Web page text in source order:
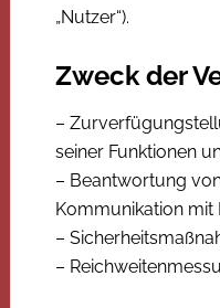
„Nutzer“).
Zweck der
–
seiner Funktionen
– Beantwortung
Kommunikation mit
–
–